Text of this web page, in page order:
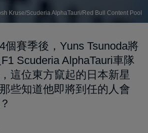
Kruse/Scuderia AlphaTauri/Red Bull Content Pool
個賽季後，Yuns Tsunoda將
Scuderia AlphaTauri車隊
這位東方竄起的日本新星
些知道他即將到任的人會